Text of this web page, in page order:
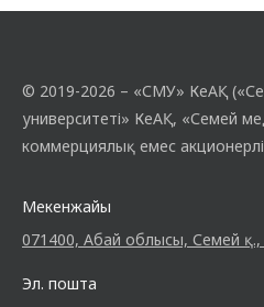
© 2019-2026 – «СМУ» КеАҚ
университеті» КеАҚ, «Семей
коммерциялық емес
Мекенжайы
071400, Абай облысы, Семей қ.,
Эл. пошта